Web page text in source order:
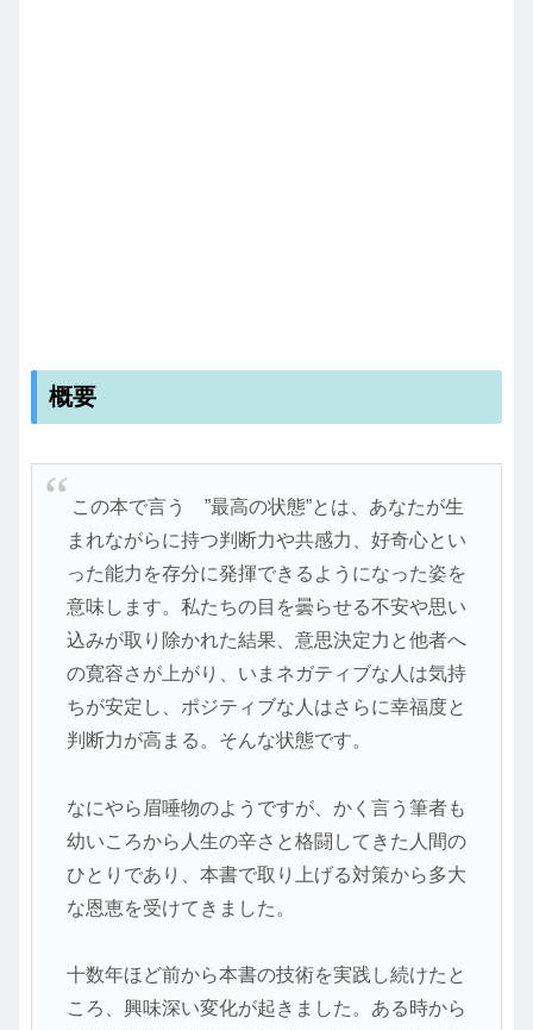
概要
この本で言う ”最高の状態”とは、あなたが生
まれながらに持つ判断力や共感力、好奇心とい
った能力を存分に発揮できるようになった姿を
意味します。私たちの目を曇らせる不安や思い
込みが取り除かれた結果、意思決定力と他者へ
の寛容さが上がり、いまネガティブな人は気持
ちが安定し、ポジティブな人はさらに幸福度と
判断力が高まる。そんな状態です。
なにやら眉唾物のようですが、かく言う筆者も
幼いころから人生の辛さと格闘してきた人間の
ひとりであり、本書で取り上げる対策から多大
な恩恵を受けてきました。
十数年ほど前から本書の技術を実践し続けたと
ころ、興味深い変化が起きました。ある時から